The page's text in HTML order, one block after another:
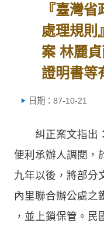
『臺灣
處理規則
案 林麗
證明書等
日期：87-10-21
糾正案文指出：
便利承辦人調閱，
九年以後，將部分
內里聯合辦公處之
，並上鎖保管。